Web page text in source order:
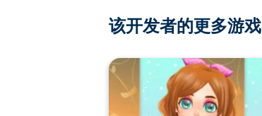
该开发者的更多游戏